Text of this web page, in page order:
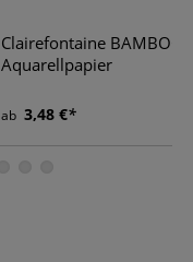
Clairefontaine BAMBOO
Aquarellpapier
ab 3,48 €